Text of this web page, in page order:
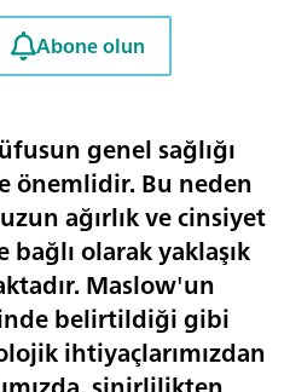
Abone olun
genel sağlığı
önemlidir. Bu neden
ağırlık ve cinsiyet
olarak yaklaşık
Maslow'un
belirtildiği gibi
ihtiyaçlarımızdan